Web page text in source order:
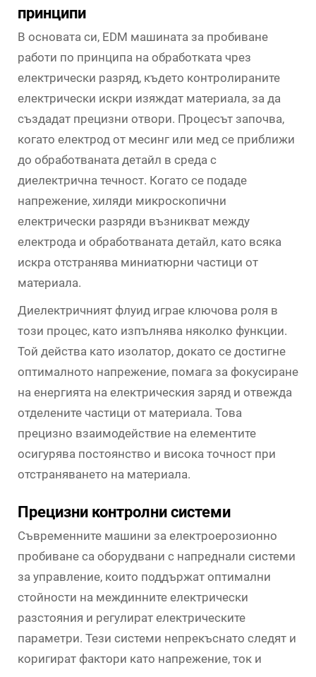
принципи
В основата си, EDM машината за пробиване
работи по принципа на обработката чрез
електрически разряд, където контролираните
електрически искри изяждат материала, за да
създадат прецизни отвори. Процесът започва,
когато електрод от месинг или мед се приближи
до обработваната детайл в среда с
диелектрична течност. Когато се подаде
напрежение, хиляди микроскопични
електрически разряди възникват между
електрода и обработваната детайл, като всяка
искра отстранява миниатюрни частици от
материала.
Диелектричният флуид играе ключова роля в
този процес, като изпълнява няколко функции.
Той действа като изолатор, докато се достигне
оптималното напрежение, помага за фокусиране
на енергията на електрическия заряд и отвежда
отделените частици от материала. Това
прецизно взаимодействие на елементите
осигурява постоянство и висока точност при
отстраняването на материала.
Прецизни контролни системи
Съвременните машини за електроерозионно
пробиване са оборудвани с напреднали системи
за управление, които поддържат оптимални
стойности на междинните електрически
разстояния и регулират електрическите
параметри. Тези системи непрекъснато следят и
коригират фактори като напрежение, ток и